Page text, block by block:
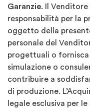
Garanzie. Il Venditore
responsabilità per la
oggetto della
personale del
progettuali o
simulazione o
contribuire a
di produzione.
legale esclusiva per